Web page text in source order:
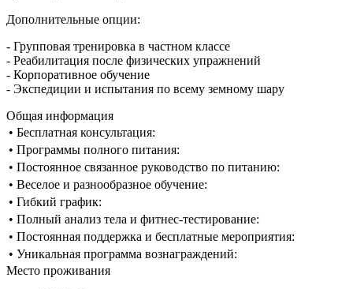
Дополнительные опции:
- Групповая тренировка в частном классе
- Реабилитация после физических упражнений
- Корпоративное обучение
- Экспедиции и испытания по всему земному шару
Общая информация
• Бесплатная консультация:
• Программы полного питания:
• Постоянное связанное руководство по питанию:
• Веселое и разнообразное обучение:
• Гибкий график:
• Полный анализ тела и фитнес-тестирование:
• Постоянная поддержка и бесплатные мероприятия:
• Уникальная программа вознаграждений:
Место проживания